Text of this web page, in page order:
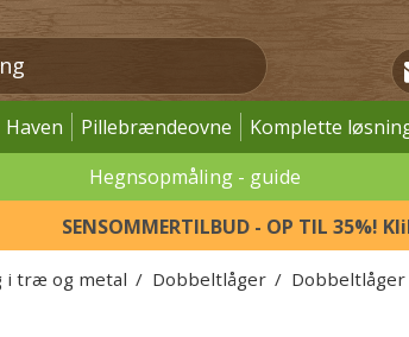
Haven Pillebrændeovne Komplette
Hegnsopmåling - guide
SENSOMMERTILBUD - OP TIL 35%!
i træ og metal / Dobbeltlåger /